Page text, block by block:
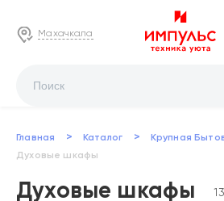
Махачкала
Главная > Каталог > Крупная
Духовые шкафы
Духовые шкафы